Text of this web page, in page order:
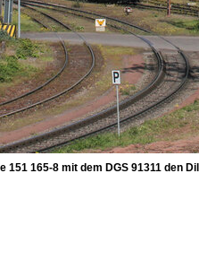
165-8 mit dem DGS 91311 den